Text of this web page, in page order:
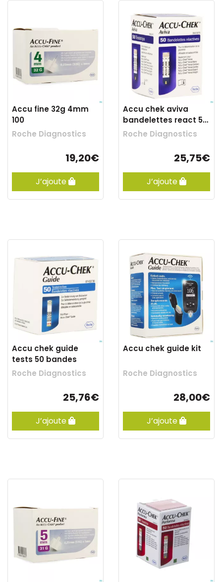
Accu fine 32g 4mm
100
Roche Diagnostics
19,20€
J’ajoute
Accu chek aviva
bandelettes react 50
6453970054
Roche Diagnostics
25,75€
J’ajoute
Accu chek guide
tests 50 bandes
Roche Diagnostics
25,76€
J’ajoute
Accu chek guide kit
Roche Diagnostics
28,00€
J’ajoute